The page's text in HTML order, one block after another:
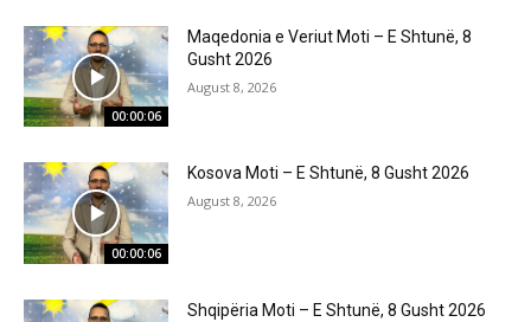
00:00:06
Maqedonia e Veriut Moti – E Shtunë, 8
Gusht 2026
August 8, 2026
00:00:06
Kosova Moti – E Shtunë, 8 Gusht 2026
August 8, 2026
Shqipëria Moti – E Shtunë, 8 Gusht 2026